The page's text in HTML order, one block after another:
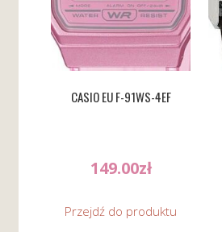
CASIO EU F-91WS-4EF
149.00zł
Przejdź do produktu